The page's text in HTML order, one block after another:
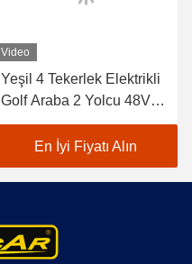
Video
Yeşil 4 Tekerlek Elektrikli
Golf Araba 2 Yolcu 48V
Pil Golf Arabası
En İyi Fiyatı Alın